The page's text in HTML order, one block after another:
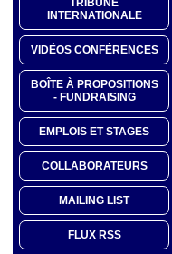
TRIBUNE
INTERNATIONALE
VIDÉOS CONFÉRENCES
BOÎTE À PROPOSITIONS
- FUNDRAISING
EMPLOIS ET STAGES
COLLABORATEURS
MAILING LIST
FLUX RSS